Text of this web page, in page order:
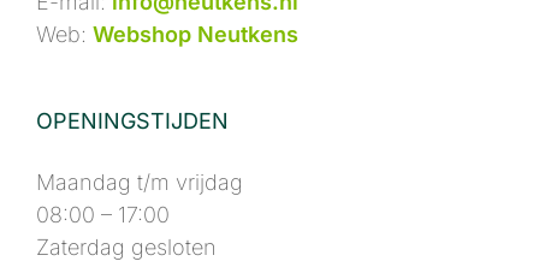
Web: Webshop Neutkens
OPENINGSTIJDEN
Maandag t/m vrijdag
08:00 – 17:00
Zaterdag gesloten